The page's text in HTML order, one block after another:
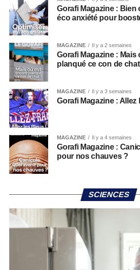
Gorafi Magazine : Bien
éco anxiété pour
MAGAZINE Il y a 2 semaines
Gorafi Magazine : Mais
planqué ce con de
MAGAZINE Il y a 3 semaines
Gorafi Magazine : Allez
MAGAZINE Il y a 4 semaines
Gorafi Magazine :
pour nos chauves ?
SCIENCES